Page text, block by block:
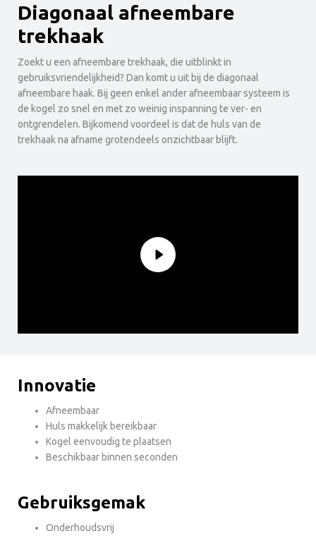
Diagonaal afneembare
trekhaak
Zoekt u een afneembare trekhaak, die uitblinkt in
gebruiksvriendelijkheid? Dan komt u uit bij de diagonaal
afneembare haak. Bij geen enkel ander afneembaar systeem is
de kogel zo snel en met zo weinig inspanning te ver- en
ontgrendelen. Bijkomend voordeel is dat de huls van de
trekhaak na afname grotendeels onzichtbaar blijft.
Innovatie
Afneembaar
Huls makkelijk bereikbaar
Kogel eenvoudig te plaatsen
Beschikbaar binnen seconden
Gebruiksgemak
Onderhoudsvrij